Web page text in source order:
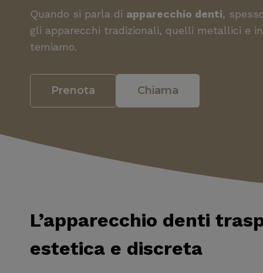
Quando si parla di apparecchio denti,
gli apparecchi tradizionali, quelli metallici e
temiamo.
Prenota Chiama
L’apparecchio denti
estetica e discreta